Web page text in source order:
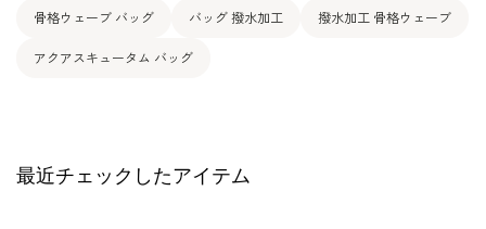
骨格ウェーブ バッグ バッグ 撥水加工 撥水加工 骨格ウェーブ
アクアスキュータム バッグ
最近チェックしたアイテム